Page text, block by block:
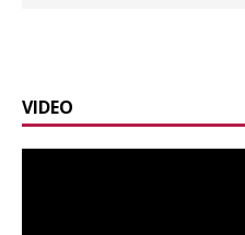
VIDEO